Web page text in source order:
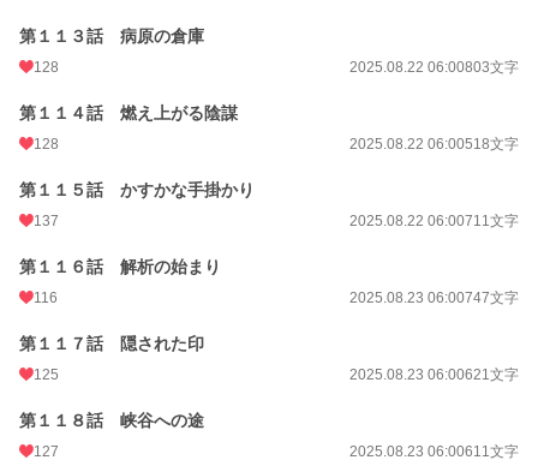
第１１３話 病原の倉庫
128 2025.08.22 06:00803文字
第１１４話 燃え上がる陰謀
128 2025.08.22 06:00518文字
第１１５話 かすかな手掛かり
137 2025.08.22 06:00711文字
第１１６話 解析の始まり
116 2025.08.23 06:00747文字
第１１７話 隠された印
125 2025.08.23 06:00621文字
第１１８話 峡谷への途
127 2025.08.23 06:00611文字